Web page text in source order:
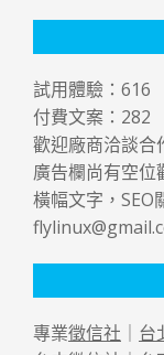
試用體驗： 616
付費文案： 282
歡迎廠商洽談合
廣告欄尚有空位
橫幅文字，SEO
專業徵信社 ｜ 台